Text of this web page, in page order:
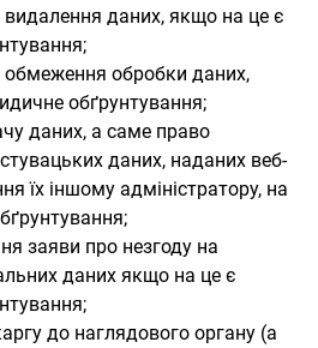
даних, якщо на це є
обробки даних,
обґрунтування;
даних, а саме право
даних, наданих веб-
їх іншому адміністратору, на
заяви про незгоду на
даних якщо на це є
до наглядового органу (а